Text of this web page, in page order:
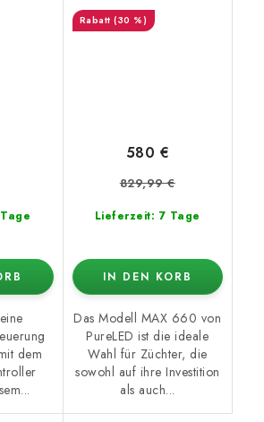
dem
(30 %)
Lieferzeit: 7 Tage
580 €
829,99 €
IN DEN KORB
Das Modell MAX 660 von
PureLED ist die ideale
Wahl für Züchter, die
sowohl auf ihre Investition
als auch...